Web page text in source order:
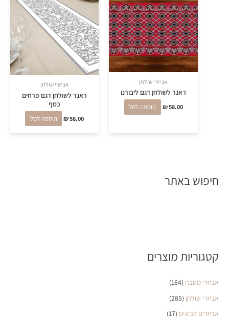
חיפוש באתר
קטגוריות מוצרים
אביזרי מטבח (164)
אביזרי שולחן (285)
אביזרים לביצים (17)
אביזרי שולחן
ראנר לשולחן דגם ליבורנו
₪58.00 הוספה לסל
אביזרי שולחן
ראנר לשולחן דגם פרחים
כסף
₪58.00 הוספה לסל